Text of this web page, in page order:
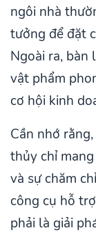
ngôi nhà
tưởng để đặt
Ngoài ra, bàn
vật phẩm
cơ hội kinh
Cần nhớ
thủy chỉ
và sự chăm
công cụ hỗ
phải là giải